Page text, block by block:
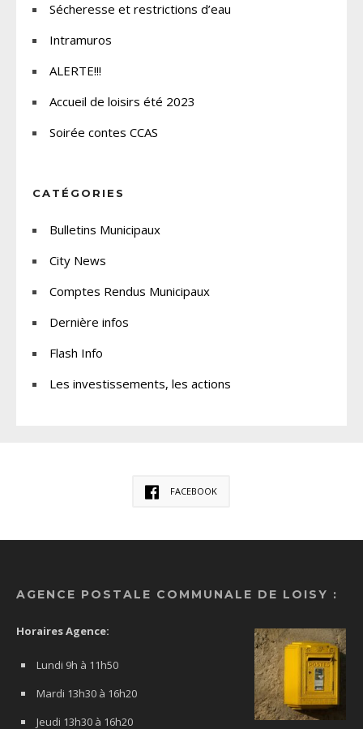
Sécheresse et restrictions d’eau
Intramuros
ALERTE!!!
Accueil de loisirs été 2023
Soirée contes CCAS
CATÉGORIES
Bulletins Municipaux
City News
Comptes Rendus Municipaux
Dernière infos
Flash Info
Les investissements, les actions
FACEBOOK
AGENCE POSTALE COMMUNALE DE LOISY :
Horaires Agence:
Lundi 9h à 11h50
Mardi 13h30 à 16h20
Jeudi 13h30 à 16h20